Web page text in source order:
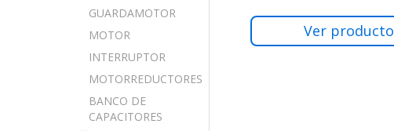
GUARDAMOTOR
MOTOR
INTERRUPTOR
MOTORREDUCTORES
BANCO DE
CAPACITORES
Ver producto